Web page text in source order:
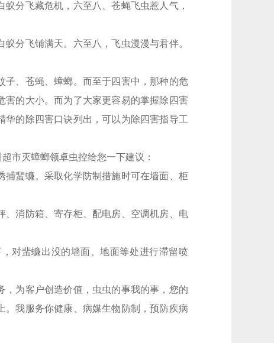
分飞藏危机，六至八、苍蝇飞虫惹人气，
分飞铺满天。六至八，飞虫漫漫与君伴。
、苍蝇、蟑螂。而至于四害中，那种的危
的大小。而为了大家更容易的掌握除四害
的除四害口诀列出，可以为除四害指导工
市灭蟑螂领卓虫控给您一下建议：
捕蜚蠊。采取化学防制措施时可在墙面、柜
、消防箱、寄存柜、配电房、空调机房、电
对蜚蠊出没的墙面、地面等处进行滞留喷
为客户创造价值，虫虫的事我的事，您的
。我服务你健康、病媒生物防制，预防疾病